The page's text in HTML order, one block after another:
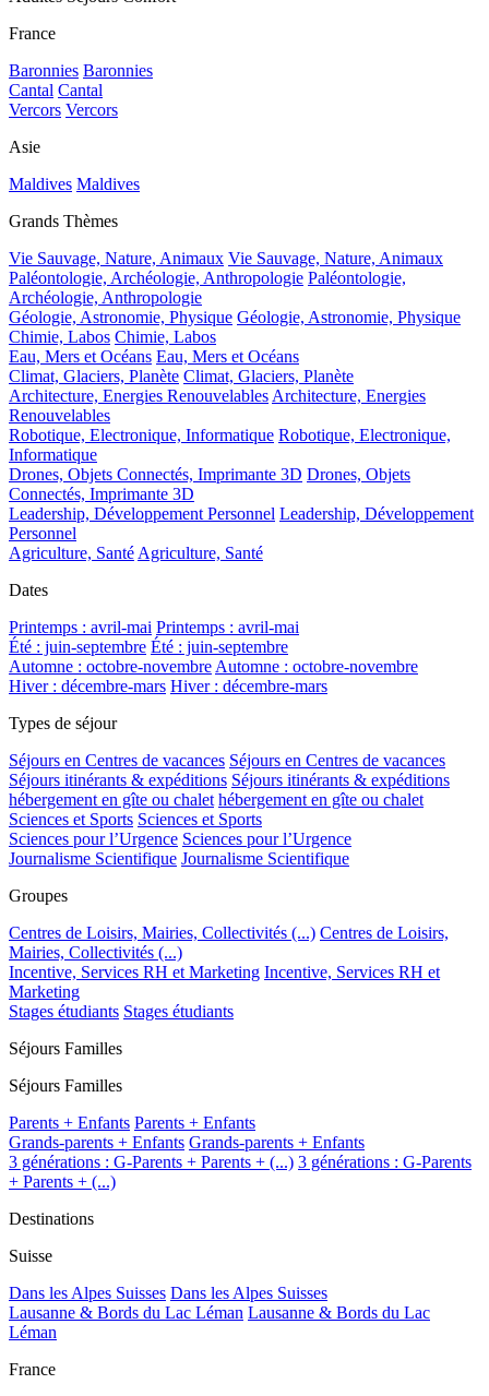
France
Baronnies Baronnies
Cantal Cantal
Vercors Vercors
Asie
Maldives Maldives
Grands Thèmes
Vie Sauvage, Nature, Animaux Vie Sauvage, Nature, Animaux
Paléontologie, Archéologie, Anthropologie Paléontologie,
Archéologie, Anthropologie
Géologie, Astronomie, Physique Géologie, Astronomie, Physique
Chimie, Labos Chimie, Labos
Eau, Mers et Océans Eau, Mers et Océans
Climat, Glaciers, Planète Climat, Glaciers, Planète
Architecture, Energies RenouvelablesArchitecture, Energies
Renouvelables
Robotique, Electronique, Informatique Robotique, Electronique,
Informatique
Drones, Objets Connectés, Imprimante 3D Drones, Objets
Connectés, Imprimante 3D
Leadership, Développement Personnel Leadership, Développement
Personnel
Agriculture, SantéAgriculture, Santé
Dates
Printemps : avril-mai Printemps : avril-mai
Été : juin-septembre Été : juin-septembre
Automne : octobre-novembreAutomne : octobre-novembre
Hiver : décembre-mars Hiver : décembre-mars
Types de séjour
Séjours en Centres de vacances Séjours en Centres de vacances
Séjours itinérants & expéditions Séjours itinérants & expéditions
hébergement en gîte ou chalet hébergement en gîte ou chalet
Sciences et Sports Sciences et Sports
Sciences pour l’Urgence Sciences pour l’Urgence
Journalisme Scientifique Journalisme Scientifique
Groupes
Centres de Loisirs, Mairies, Collectivités (...) Centres de Loisirs,
Mairies, Collectivités (...)
Incentive, Services RH et Marketing Incentive, Services RH et
Marketing
Stages étudiants Stages étudiants
Séjours Familles
Séjours Familles
Parents + Enfants Parents + Enfants
Grands-parents + Enfants Grands-parents + Enfants
3 générations : G-Parents + Parents + (...) 3 générations : G-Parents
+ Parents + (...)
Destinations
Suisse
Dans les Alpes Suisses Dans les Alpes Suisses
Lausanne & Bords du Lac Léman Lausanne & Bords du Lac
Léman
France